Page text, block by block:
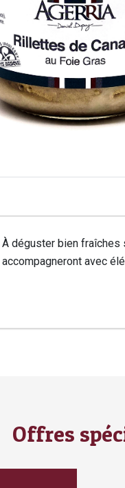
Conseils
de
service
À déguster bien fraîches
accompagneront avec
Offres